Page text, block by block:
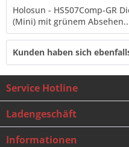
Holosun - HS507Comp-GR
(Mini) mit grünem
Kunden haben sich
Service Hotline
Ladengeschäft
Informationen